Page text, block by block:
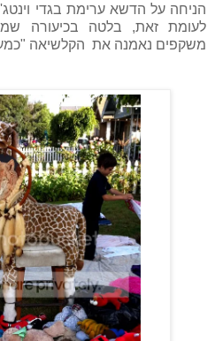
הניחה על הדשא ערימת בגדי
לעומת זאת, בלטה בכיעורה
משקפים נאמנה את הקלשיאה